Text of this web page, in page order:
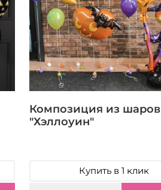
Композиция из шаров
"Хэллоуин"
Купить в 1 клик